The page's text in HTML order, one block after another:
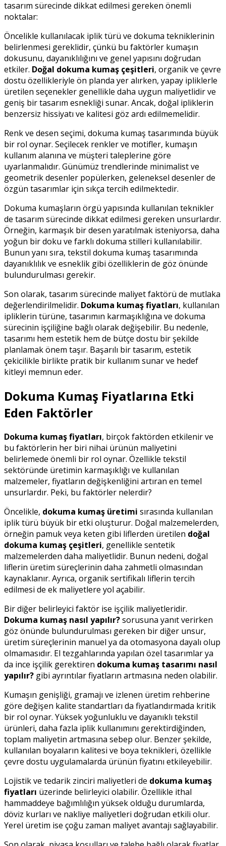
tasarım sürecinde dikkat edilmesi gereken önemli
noktalar:
Öncelikle kullanılacak iplik türü ve dokuma tekniklerinin
belirlenmesi gereklidir, çünkü bu faktörler kumaşın
dokusunu, dayanıklılığını ve genel yapısını doğrudan
etkiler. Doğal dokuma kumaş çeşitleri, organik ve çevre
dostu özellikleriyle ön planda yer alırken, yapay ipliklerle
üretilen seçenekler genellikle daha uygun maliyetlidir ve
geniş bir tasarım esnekliği sunar. Ancak, doğal ipliklerin
benzersiz hissiyatı ve kalitesi göz ardı edilmemelidir.
Renk ve desen seçimi, dokuma kumaş tasarımında büyük
bir rol oynar. Seçilecek renkler ve motifler, kumaşın
kullanım alanına ve müşteri taleplerine göre
uyarlanmalıdır. Günümüz trendlerinde minimalist ve
geometrik desenler popülerken, geleneksel desenler de
özgün tasarımlar için sıkça tercih edilmektedir.
Dokuma kumaşların örgü yapısında kullanılan teknikler
de tasarım sürecinde dikkat edilmesi gereken unsurlardır.
Örneğin, karmaşık bir desen yaratılmak isteniyorsa, daha
yoğun bir doku ve farklı dokuma stilleri kullanılabilir.
Bunun yanı sıra, tekstil dokuma kumaş tasarımında
dayanıklılık ve esneklik gibi özelliklerin de göz önünde
bulundurulması gerekir.
Son olarak, tasarım sürecinde maliyet faktörü de mutlaka
değerlendirilmelidir. Dokuma kumaş fiyatları, kullanılan
ipliklerin türüne, tasarımın karmaşıklığına ve dokuma
sürecinin işçiliğine bağlı olarak değişebilir. Bu nedenle,
tasarımı hem estetik hem de bütçe dostu bir şekilde
planlamak önem taşır. Başarılı bir tasarım, estetik
çekicilikle birlikte pratik bir kullanım sunar ve hedef
kitleyi memnun eder.
Dokuma Kumaş Fiyatlarına Etki
Eden Faktörler
Dokuma kumaş fiyatları, birçok faktörden etkilenir ve
bu faktörlerin her biri nihai ürünün maliyetini
belirlemede önemli bir rol oynar. Özellikle tekstil
sektöründe üretimin karmaşıklığı ve kullanılan
malzemeler, fiyatların değişkenliğini artıran en temel
unsurlardır. Peki, bu faktörler nelerdir?
Öncelikle, dokuma kumaş üretimi sırasında kullanılan
iplik türü büyük bir etki oluşturur. Doğal malzemelerden,
örneğin pamuk veya keten gibi liflerden üretilen doğal
dokuma kumaş çeşitleri, genellikle sentetik
malzemelerden daha maliyetlidir. Bunun nedeni, doğal
liflerin üretim süreçlerinin daha zahmetli olmasından
kaynaklanır. Ayrıca, organik sertifikalı liflerin tercih
edilmesi de ek maliyetlere yol açabilir.
Bir diğer belirleyici faktör ise işçilik maliyetleridir.
Dokuma kumaş nasıl yapılır?sorusuna yanıt verirken
göz önünde bulundurulması gereken bir diğer unsur,
üretim süreçlerinin manuel ya da otomasyona dayalı olup
olmamasıdır. El tezgahlarında yapılan özel tasarımlar ya
da ince işçilik gerektiren dokuma kumaş tasarımı nasıl
yapılır? gibi ayrıntılar fiyatların artmasına neden olabilir.
Kumaşın genişliği, gramajı ve izlenen üretim rehberine
göre değişen kalite standartları da fiyatlandırmada kritik
bir rol oynar. Yüksek yoğunluklu ve dayanıklı tekstil
ürünleri, daha fazla iplik kullanımını gerektirdiğinden,
toplam maliyetin artmasına sebep olur. Benzer şekilde,
kullanılan boyaların kalitesi ve boya teknikleri, özellikle
çevre dostu uygulamalarda ürünün fiyatını etkileyebilir.
Lojistik ve tedarik zinciri maliyetleri de dokuma kumaş
fiyatları üzerinde belirleyici olabilir. Özellikle ithal
hammaddeye bağımlılığın yüksek olduğu durumlarda,
döviz kurları ve nakliye maliyetleri doğrudan etkili olur.
Yerel üretim ise çoğu zaman maliyet avantajı sağlayabilir.